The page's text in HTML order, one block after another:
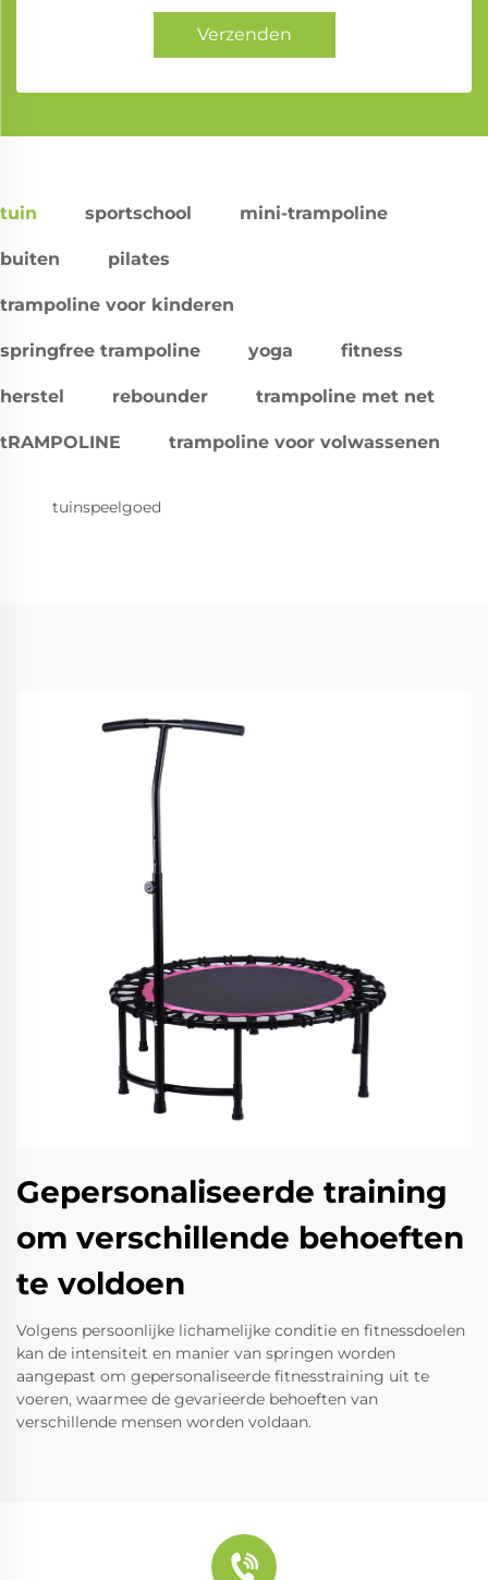
Verzenden
tuin sportschool mini-trampoline
buiten pilates
trampoline voor kinderen
springfree trampoline yoga fitness
herstel rebounder trampoline met net
tRAMPOLINE trampoline voor volwassenen
tuinspeelgoed
Gepersonaliseerde training
om verschillende behoeften
te voldoen
Volgens persoonlijke lichamelijke conditie en fitnessdoelen
kan de intensiteit en manier van springen worden
aangepast om gepersonaliseerde fitnesstraining uit te
voeren, waarmee de gevarieerde behoeften van
verschillende mensen worden voldaan.